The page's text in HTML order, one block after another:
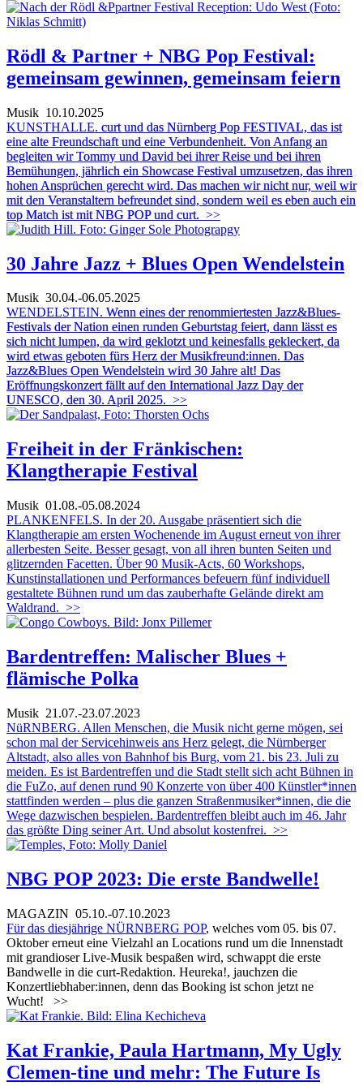
Rödl & Partner + NBG Pop Festival:
gemeinsam gewinnen, gemeinsam feiern
Musik 10.10.2025
KUNSTHALLE. curt und das Nürnberg Pop FESTIVAL, das ist
eine alte Freundschaft und eine Verbundenheit. Von Anfang an
begleiten wir Tommy und David bei ihrer Reise und bei ihren
Bemühungen, jährlich ein Showcase Festival umzusetzen, das ihren
hohen Ansprüchen gerecht wird. Das machen wir nicht nur, weil wir
mit den Veranstaltern befreundet sind, sondern weil es eben auch ein
top Match ist mit NBG POP und curt. >>
30 Jahre Jazz + Blues Open Wendelstein
Musik 30.04.-06.05.2025
WENDELSTEIN. Wenn eines der renommiertesten Jazz&Blues-
Festivals der Nation einen runden Geburtstag feiert, dann lässt es
sich nicht lumpen, da wird geklotzt und keinesfalls gekleckert, da
wird etwas geboten fürs Herz der Musikfreund:innen. Das
Jazz&Blues Open Wendelstein wird 30 Jahre alt! Das
Eröffnungskonzert fällt auf den International Jazz Day der
UNESCO, den 30. April 2025. >>
Freiheit in der Fränkischen:
Klangtherapie Festival
Musik 01.08.-05.08.2024
PLANKENFELS. In der 20. Ausgabe präsentiert sich die
Klangtherapie am ersten Wochenende im August erneut von ihrer
allerbesten Seite. Besser gesagt, von all ihren bunten Seiten und
glitzernden Facetten. Über 90 Musik-Acts, 60 Workshops,
Kunstinstallationen und Performances befeuern fünf individuell
gestaltete Bühnen rund um das zauberhafte Gelände direkt am
Waldrand. >>
Bardentreffen: Malischer Blues +
flämische Polka
Musik 21.07.-23.07.2023
NüRNBERG. Allen Menschen, die Musik nicht gerne mögen, sei
schon mal der Servicehinweis ans Herz gelegt, die Nürnberger
Altstadt, also alles von Bahnhof bis Burg, vom 21. bis 23. Juli zu
meiden. Es ist Bardentreffen und die Stadt stellt sich acht Bühnen in
die FuZo, auf denen rund 90 Konzerte von über 400 Künstler*innen
stattfinden werden – plus die ganzen Straßenmusiker*innen, die die
Wege dazwischen bespielen. Bardentreffen bleibt auch im 46. Jahr
das größte Ding seiner Art. Und absolut kostenfrei. >>
NBG POP 2023: Die erste Bandwelle!
MAGAZIN 05.10.-07.10.2023
Für das diesjährige NÜRNBERG POP, welches vom 05. bis 07.
Oktober erneut eine Vielzahl an Locations rund um die Innenstadt
mit grandioser Live-Musik bespaßen wird, schwappt die erste
Bandwelle in die curt-Redaktion. Heureka!, jauchzen die
Konzertliebhaber:innen, denn das Booking ist schon jetzt ne
Wucht!
>>
Kat Frankie, Paula Hartmann, My Ugly
Clemen-tine und mehr: The Future Is